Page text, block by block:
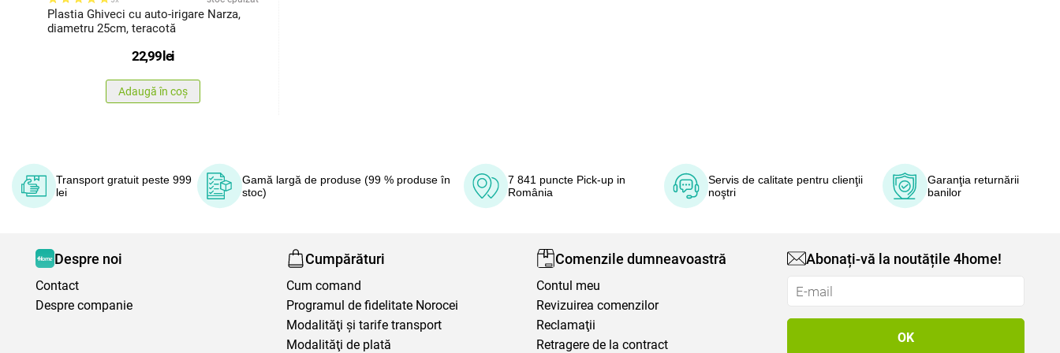
Plastia Ghiveci cu auto-irigare Narza,
diametru 25cm, teracotă
22,99lei
Adaugă în coș
Transport gratuit peste 999
lei
Gamă largă de produse (99 % produse în
stoc)
7 841 puncte Pick-up in
România
Servis de calitate pentru clienţii
noştri
Garanţia returnării
banilor
Despre noi
Contact
Despre companie
Cumpărături
Cum comand
Programul de fidelitate Norocei
Modalităţi şi tarife transport
Modalităţi de plată
Comenzile dumneavoastră
Contul meu
Revizuirea comenzilor
Reclamaţii
Retragere de la contract
Abonați-vă la noutățile 4home!